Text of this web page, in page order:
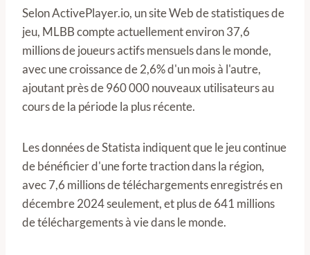
Selon ActivePlayer.io, un site Web de statistiques de
jeu, MLBB compte actuellement environ 37,6
millions de joueurs actifs mensuels dans le monde,
avec une croissance de 2,6% d'un mois à l'autre,
ajoutant près de 960 000 nouveaux utilisateurs au
cours de la période la plus récente.
Les données de Statista indiquent que le jeu continue
de bénéficier d'une forte traction dans la région,
avec 7,6 millions de téléchargements enregistrés en
décembre 2024 seulement, et plus de 641 millions
de téléchargements à vie dans le monde.